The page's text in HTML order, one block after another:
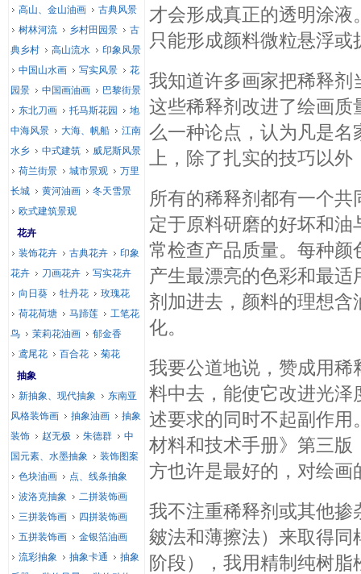
才会形成真正的透明涂
只能形成颜料微粒悬浮
我知道许多画家把稀释剂
这些稀释剂改进了绘画
么一种论点，认为凡是
上，除了扎实的技巧以
所有的稀释剂都有一个
定于原料研磨的好坏和
常检查产品质量。每种
产生最漂亮的色彩和最
剂加进去，颜料的理想
化。
我要公道地说，赞成用
料中去，能使它改进光
述要求的同时不起副作用
材料和技术手册》第三
方也许是最好的，对绘画
我不注重稀释剂或其他
皴法和薄擦法）来取得
阶段），我用精制纯树
高山、金山油画
古典风景
树林河流
乡村田园景
古
典乡村
高山流水
印象风景
中国山水画
写实风景
花
园景
中国画油画
巴黎街景
东北刀画
托马斯花园
地
中海风景
大海、帆船
江南
水乡
中式建筑
威尼斯风景
荷兰街景
城市景观
万里
长城
黄河油画
冬天雪景
欧式建筑景观
花卉
装饰花卉
古典花卉
印象
花卉
刀画花卉
写实花卉
向日葵
牡丹花
玫瑰花
荷花荷塘
马蹄莲
工笔花
鸟
茉莉花油画
郁金香
鸢尾花
百合花
菊花
抽象
新抽象、现代抽象
东南亚
风格装饰画
抽象油画
抽象
装饰
赵无极 朱德群
中
国元素、水墨抽象
装饰图案
色块油画
点、线条抽象
波洛克抽象
二拼装饰画
三拼装饰画
四拼装饰画
五拼装饰画
金银箔油画
流彩抽象
抽象卡通
抽象